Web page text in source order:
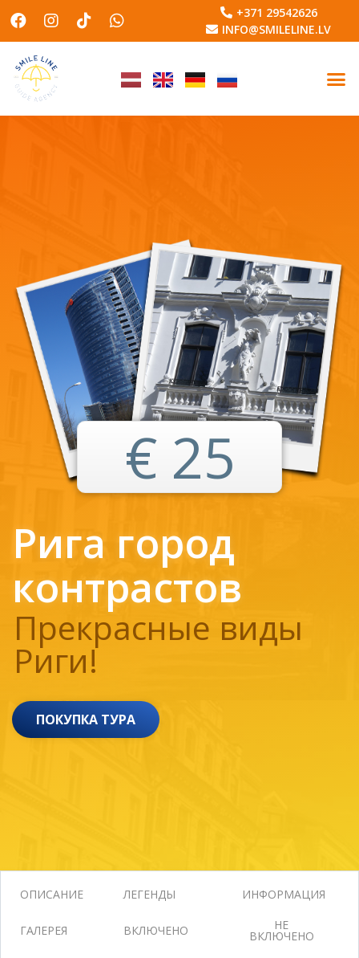
+371 29542626
INFO@SMILELINE.LV
Pига город
контрастов
Прекрасные виды
Риги!
ПОКУПКА ТУРА
€ 25
ОПИСАНИЕ ЛЕГЕНДЫ ИНФОРМАЦИЯ
ГАЛЕРЕЯ ВКЛЮЧЕНО НЕ
ВКЛЮЧЕНО